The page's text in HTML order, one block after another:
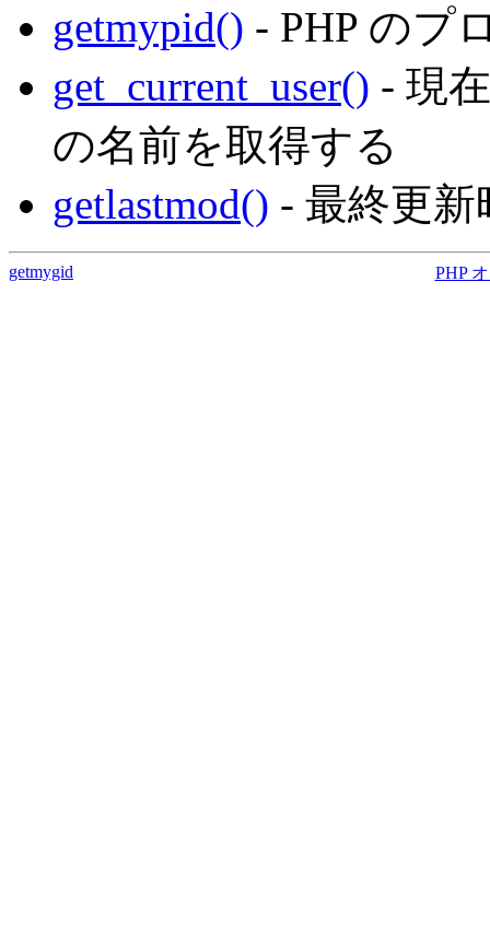
getmypid() - PHP のプ
get_current_user() - 現
の名前を取得する
getlastmod() - 最終更
getmygid PHP